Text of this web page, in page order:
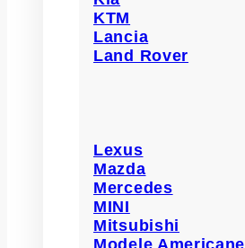
KTM
Lancia
Land Rover
Lexus
Mazda
Mercedes
MINI
Mitsubishi
Modele Americane